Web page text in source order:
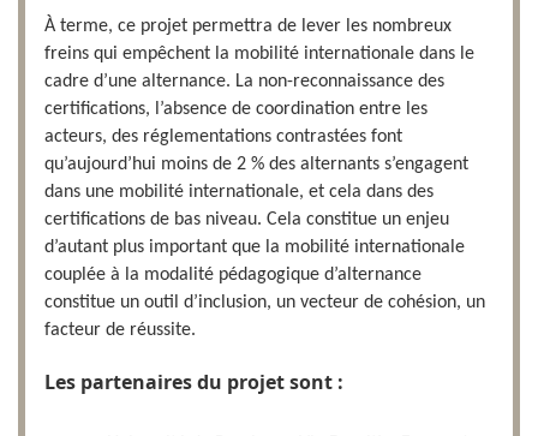
À terme, ce projet permettra de lever les nombreux
freins qui empêchent la mobilité internationale dans le
cadre d’une alternance. La non-reconnaissance des
certifications, l’absence de coordination entre les
acteurs, des réglementations contrastées font
qu’aujourd’hui moins de 2 % des alternants s’engagent
dans une mobilité internationale, et cela dans des
certifications de bas niveau. Cela constitue un enjeu
d’autant plus important que la mobilité internationale
couplée à la modalité pédagogique d’alternance
constitue un outil d’inclusion, un vecteur de cohésion, un
facteur de réussite.
Les partenaires du projet sont :